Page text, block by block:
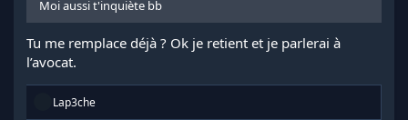
Moi aussi t'inquiète bb
Tu me remplace déjà ? Ok je retient et je parlerai à
l’avocat.
RLap3che